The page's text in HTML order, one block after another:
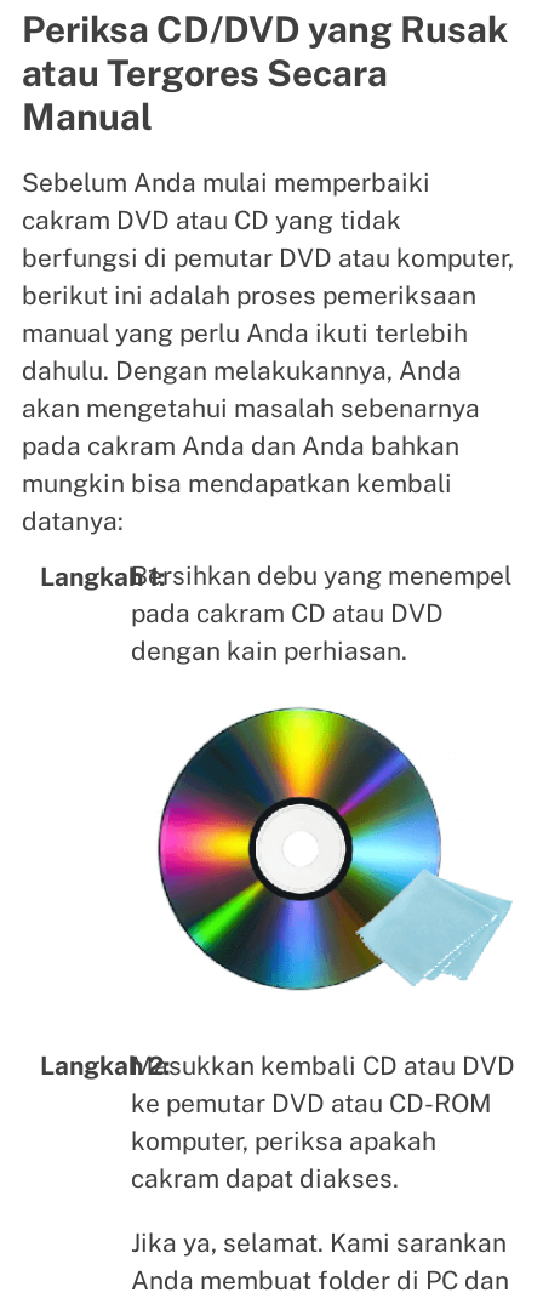
Periksa CD/DVD yang Rusak
atau Tergores Secara
Manual
Sebelum Anda mulai memperbaiki
cakram DVD atau CD yang tidak
berfungsi di pemutar DVD atau komputer,
berikut ini adalah proses pemeriksaan
manual yang perlu Anda ikuti terlebih
dahulu. Dengan melakukannya, Anda
akan mengetahui masalah sebenarnya
pada cakram Anda dan Anda bahkan
mungkin bisa mendapatkan kembali
datanya:
Langkah 1:Bersihkan debu yang menempel
pada cakram CD atau DVD
dengan kain perhiasan.
Langkah 2:Masukkan kembali CD atau DVD
ke pemutar DVD atau CD-ROM
komputer, periksa apakah
cakram dapat diakses.
Jika ya, selamat. Kami sarankan
Anda membuat folder di PC dan